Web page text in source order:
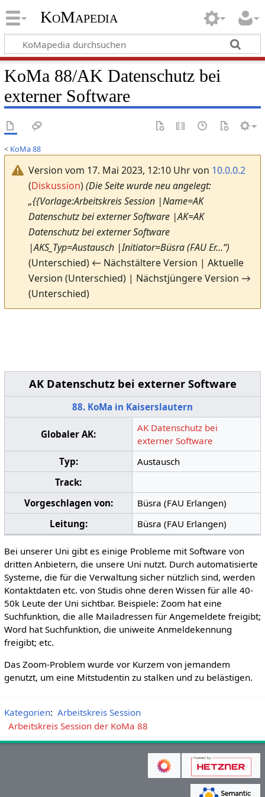
KoMapedia
KoMa 88/AK Datenschutz bei
externer Software
< KoMa 88
Version vom 17. Mai 2023, 12:10 Uhr von 10.0.0.2
(Diskussion)(Die Seite wurde neu angelegt:
„{{Vorlage:Arbeitskreis Session |Name=AK
Datenschutz bei externer Software |AK=AK
Datenschutz bei externer Software
|AKS_Typ=Austausch |Initiator=Büsra (FAU Er…“)
(Unterschied) ← Nächstältere Version | Aktuelle
Version (Unterschied) | Nächstjüngere Version →
(Unterschied)
AK Datenschutz bei externer Software
88. KoMa in Kaiserslautern
Globaler AK:
AK Datenschutz bei
externer Software
Typ:
Austausch
Track:
Vorgeschlagen von:
Büsra (FAU Erlangen)
Leitung:
Büsra (FAU Erlangen)
Bei unserer Uni gibt es einige Probleme mit Software von
dritten Anbietern, die unsere Uni nutzt. Durch automatisierte
Systeme, die für die Verwaltung sicher nützlich sind, werden
Kontaktdaten etc. von Studis ohne deren Wissen für alle 40-
50k Leute der Uni sichtbar. Beispiele: Zoom hat eine
Suchfunktion, die alle Mailadressen für Angemeldete freigibt;
Word hat Suchfunktion, die uniweite Anmeldekennung
freigibt; etc.
Das Zoom-Problem wurde vor Kurzem von jemandem
genutzt, um eine Mitstudentin zu stalken und zu belästigen.
Kategorien: Arbeitskreis Session
Arbeitskreis Session der KoMa 88